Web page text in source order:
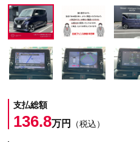
支払総額
136.8万円 （税込）